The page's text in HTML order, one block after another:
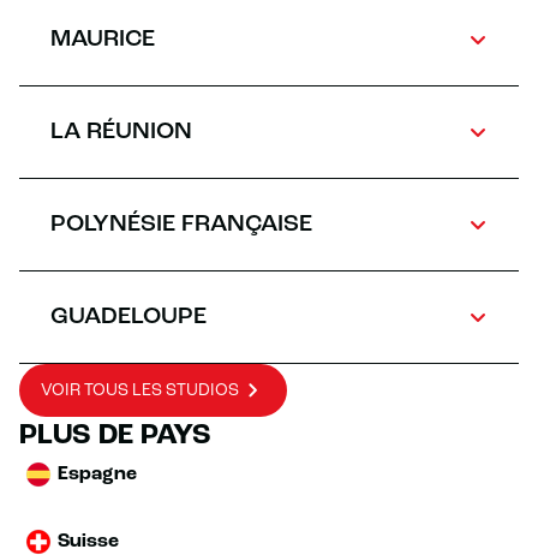
MAURICE
LA RÉUNION
POLYNÉSIE FRANÇAISE
GUADELOUPE
VOIR TOUS LES STUDIOS
PLUS DE PAYS
Espagne
Suisse